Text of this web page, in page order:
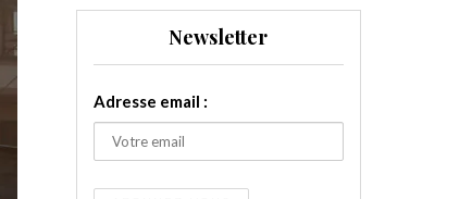
Newsletter
Adresse email :